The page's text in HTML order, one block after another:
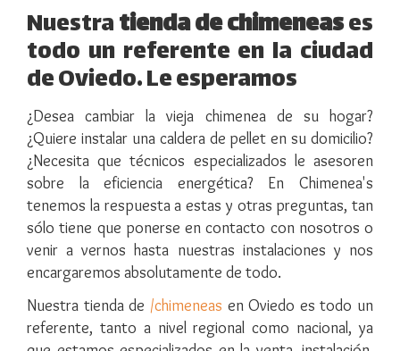
Nuestratienda de chimeneases
todo un referente en la ciudad
de Oviedo. Le esperamos
¿Desea cambiar la vieja chimenea de su hogar?
¿Quiere instalar una caldera de pellet en su domicilio?
¿Necesita que técnicos especializados le asesoren
sobre la eficiencia energética? En Chimenea's
tenemos la respuesta a estas y otras preguntas, tan
sólo tiene que ponerse en contacto con nosotros o
venir a vernos hasta nuestras instalaciones y nos
encargaremos absolutamente de todo.
Nuestra tienda de /chimeneas en Oviedo es todo un
referente, tanto a nivel regional como nacional, ya